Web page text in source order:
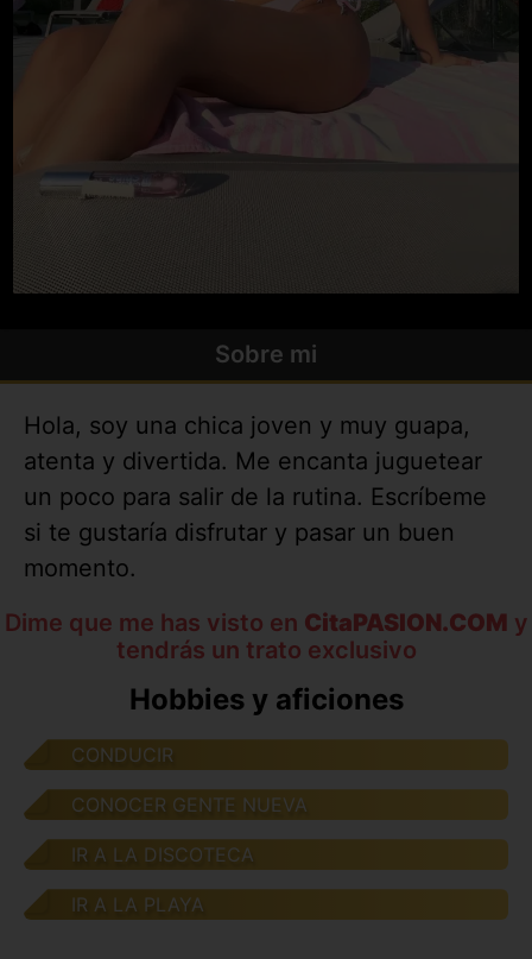
Sobre mi
Hola, soy una chica joven y muy guapa,
atenta y divertida. Me encanta juguetear
un poco para salir de la rutina. Escríbeme
si te gustaría disfrutar y pasar un buen
momento.
Dime que me has visto en CitaPASION.COM y
tendrás un trato exclusivo
Hobbies y aficiones
CONDUCIR
CONOCER GENTE NUEVA
IR A LA DISCOTECA
IR A LA PLAYA